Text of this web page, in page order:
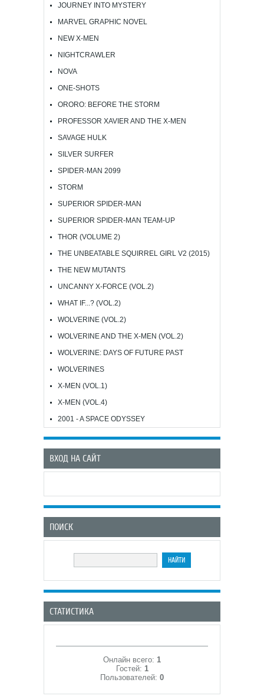
JOURNEY INTO MYSTERY
MARVEL GRAPHIC NOVEL
NEW X-MEN
NIGHTCRAWLER
NOVA
ONE-SHOTS
ORORO: BEFORE THE STORM
PROFESSOR XAVIER AND THE X-MEN
SAVAGE HULK
SILVER SURFER
SPIDER-MAN 2099
STORM
SUPERIOR SPIDER-MAN
SUPERIOR SPIDER-MAN TEAM-UP
THOR (VOLUME 2)
THE UNBEATABLE SQUIRREL GIRL V2 (2015)
THE NEW MUTANTS
UNCANNY X-FORCE (VOL.2)
WHAT IF...? (VOL.2)
WOLVERINE (VOL.2)
WOLVERINE AND THE X-MEN (VOL.2)
WOLVERINE: DAYS OF FUTURE PAST
WOLVERINES
X-MEN (VOL.1)
X-MEN (VOL.4)
2001 - A SPACE ODYSSEY
ВХОД НА САЙТ
ПОИСК
СТАТИСТИКА
Онлайн всего: 1
Гостей: 1
Пользователей: 0